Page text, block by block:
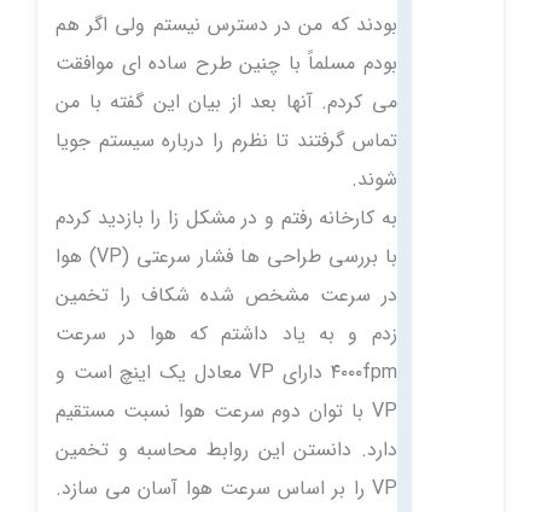
بودند که من در دسترس نیستم ولی اگر هم
بودم مسلماً با چنین طرح ساده ای موافقت
می کردم. آنها بعد از بیان این گفته با من
تماس گرفتند تا نظرم را درباره سیستم جویا
شوند.
به کارخانه رفتم و در مشکل زا را بازدید کردم
با بررسی طراحی ها فشار سرعتی (VP) هوا
در سرعت مشخص شده شکاف را تخمین
زدم و به یاد داشتم که هوا در سرعت
۴۰۰۰fpm دارای VP معادل یک اینچ است و
VP با توان دوم سرعت هوا نسبت مستقیم
دارد. دانستن این روابط محاسبه و تخمین
VP را بر اساس سرعت هوا آسان می سازد.